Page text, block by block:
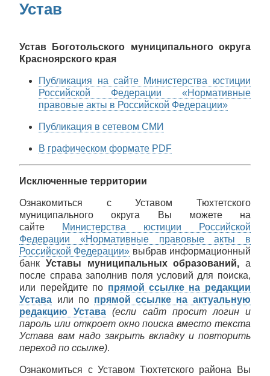
Устав
Устав Боготольского муниципального округа
Красноярского края
Публикация на сайте Министерства юстиции
Российской Федерации «Нормативные
правовые акты в Российской Федерации»
Публикация в сетевом СМИ
В графическом формате PDF
Исключенные территории
Ознакомиться с Уставом Тюхтетского
муниципального округа Вы можете на
сайте
Министерства юстиции Российской
Федерации «Нормативные правовые акты в
Российской Федерации» выбрав информационный
банк Уставы муниципальных образований, а
после справа заполнив поля условий для поиска,
или перейдите по прямой ссылке на редакции
Устава или по прямой ссылке на актуальную
редакцию Устава
(если сайт просит логин и
пароль или откроет окно поиска вместо текста
Устава вам надо закрыть вкладку и повторить
переход по ссылке).
Ознакомиться с Уставом Тюхтетского района Вы